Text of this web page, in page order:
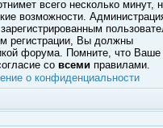
всего несколько минут,
возможности.
регистрации, Вы должны
форума. Помните, что Ваше
со всеми правилами.
о конфиденциальности